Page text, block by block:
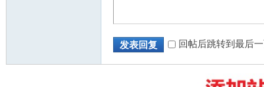
发表回复 回帖后跳转到最后